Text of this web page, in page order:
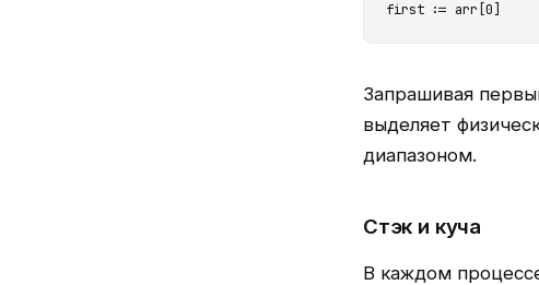
first := arr[0]
Запрашивая
выделяет
диапазоном.
Стэк и куча
В каждом